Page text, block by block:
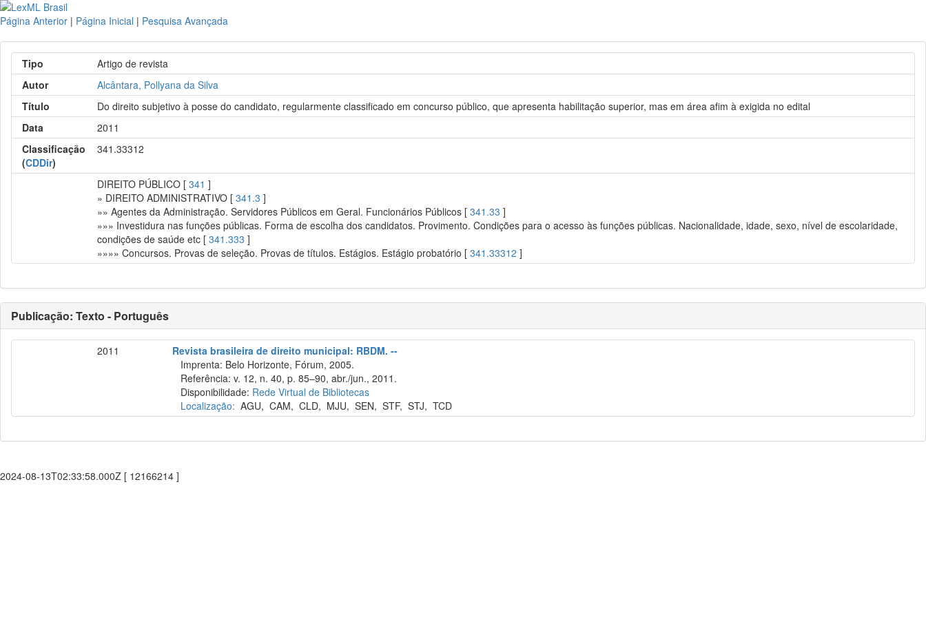
Página Anterior | Página Inicial | Pesquisa Avançada
Tipo
Artigo de revista
Autor
Alcântara, Pollyana da Silva
Título
Do direito subjetivo à posse do candidato, regularmente classificado em concurso público, que apresenta habilitação superior, mas em área afim à exigida no edital
Data
2011
Classificação
(CDDir)
341.33312
DIREITO PÚBLICO [341 ]
» DIREITO ADMINISTRATIVO [341.3 ]
»» Agentes da Administração. Servidores Públicos em Geral. Funcionários Públicos [341.33 ]
»»» Investidura nas funções públicas. Forma de escolha dos candidatos. Provimento. Condições para o acesso às funções públicas. Nacionalidade, idade, sexo, nível de escolaridade,
condições de saúde etc [341.333 ]
»»»» Concursos. Provas de seleção. Provas de títulos. Estágios. Estágio probatório [341.33312 ]
Publicação: Texto - Português
2011
Revista brasileira de direito municipal: RBDM. --
Imprenta: Belo Horizonte, Fórum, 2005.
Referência: v. 12, n. 40, p. 85–90, abr./jun., 2011.
Disponibilidade: Rede Virtual de Bibliotecas
Localização: AGU,CAM,CLD, MJU,SEN,STF,STJ,TCD
2024-08-13T02:33:58.000Z [ 12166214 ]